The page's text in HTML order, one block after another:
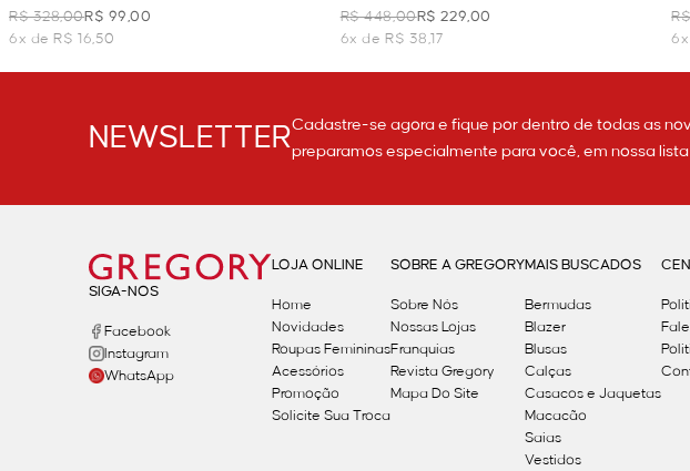
R$ 328,00R$ 99,00
6x de R$ 16,50
BATEUX - VERDE
R$ 448,00R$ 229,00
6x de R$ 38,17
NEWSLETTERCadastre-se agora e fique por dentro de todas as
preparamos especialmente para você, em nossa lista
SIGA-NOS
Facebook
Instagram
WhatsApp
LOJA ONLINE
Home
Novidades
Roupas Femininas
Acessórios
Promoção
Solicite Sua Troca
SOBRE A GREGORY
Sobre Nós
Nossas Lojas
Franquias
Revista Gregory
Mapa Do Site
MAIS BUSCADOS
Bermudas
Blazer
Blusas
Calças
Casacos e Jaquetas
Macacão
Saias
Vestidos